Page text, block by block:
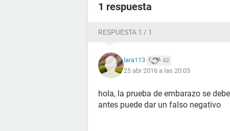
1 respuesta
RESPUESTA 1 / 1
lara113 62
25 abr 2016 a las 20:03
hola, la prueba de embarazo se
antes puede dar un falso negativo